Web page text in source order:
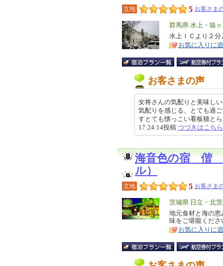
立地 5 お客さま
エ
リ
ア
群馬県 水上・猿
特
徴
水上ＩＣより２
お気に入りに
お客さまの声
女将さんの気配りと美味し
気配りを感じる、とても過
すとても懐っこい看板猫と
17:24:14投稿 つづきはこちら
海音色の宿 偕
ル）
立地 5 お客さま
エ
リ
ア
茨城県 日立・北
特
徴
地元食材と海の
味をご堪能くだ
お気に入りに